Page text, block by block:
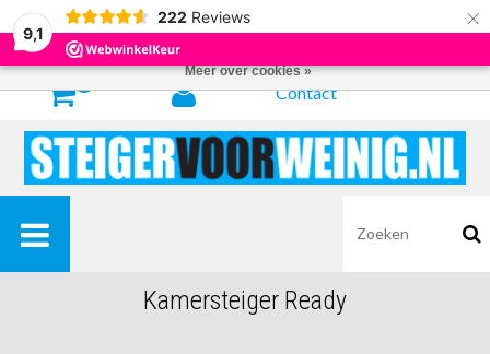
9,1
222 Reviews ×
Contact
Kamersteiger Ready
Door het gebruiken van onze website, ga je akkoord met het gebruik van
cookies om onze website te verbeteren.
Meer over cookies »